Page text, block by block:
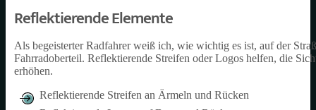
Reflektierende Elemente
Als begeisterter Radfahrer weiß ich, wie wichtig es ist, auf der
Fahrradoberteil. Reflektierende Streifen oder Logos helfen, die
erhöhen.
Reflektierende Streifen an Ärmeln und Rücken